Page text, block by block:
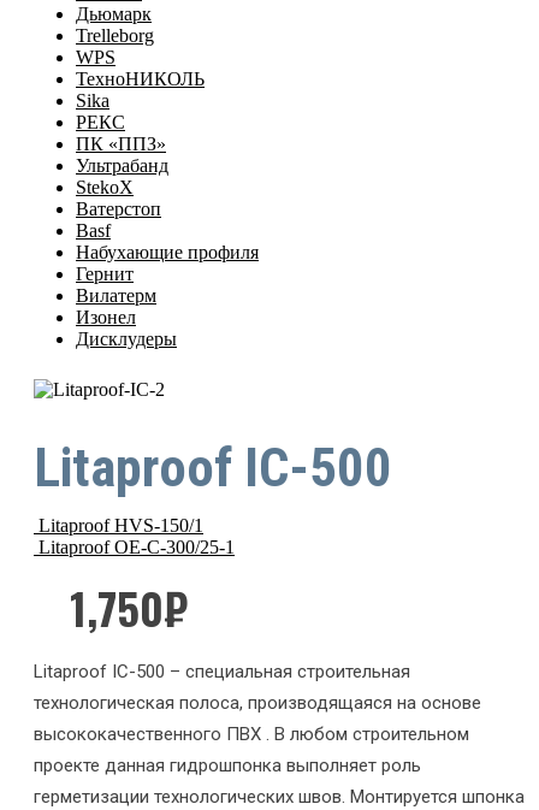
Дьюмарк
Trelleborg
WPS
ТехноНИКОЛЬ
Sika
РЕКС
ПК «ППЗ»
Ультрабанд
StekoX
Ватерстоп
Basf
Набухающие профиля
Гернит
Вилатерм
Изонел
Дисклудеры
Litaproof IC-500
Litaproof HVS-150/1
Litaproof OE-C-300/25-1
1,750₽
Litaproof IC-500 – специальная строительная
технологическая полоса, производящаяся на основе
высококачественного ПВХ . В любом строительном
проекте данная гидрошпонка выполняет роль
герметизации технологических швов. Монтируется шпонка